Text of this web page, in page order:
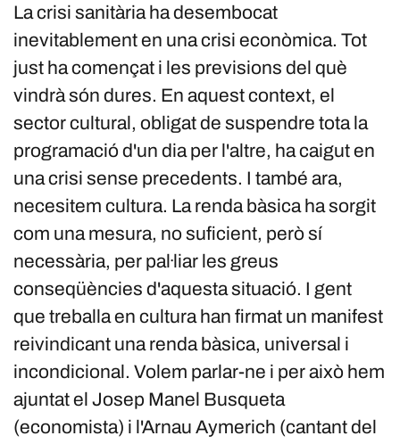
La crisi sanitària ha desembocat
inevitablement en una crisi econòmica. Tot
just ha començat i les previsions del què
vindrà són dures. En aquest context, el
sector cultural, obligat de suspendre tota la
programació d'un dia per l'altre, ha caigut en
una crisi sense precedents. I també ara,
necesitem cultura. La renda bàsica ha sorgit
com una mesura, no suficient, però sí
necessària, per pal·liar les greus
conseqüències d'aquesta situació. I gent
que treballa en cultura han firmat un manifest
reivindicant una renda bàsica, universal i
incondicional. Volem parlar-ne i per això hem
ajuntat el Josep Manel Busqueta
(economista) i l'Arnau Aymerich (cantant del